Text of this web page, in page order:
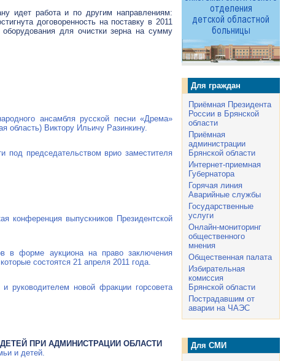
идет работа и по другим направлениям:
договоренность на поставку в 2011
для очистки зерна на сумму
ансамбля русской песни «Дрема»
область) Виктору Ильичу Разинкину.
под председательством врио заместителя
конференция выпускников Президентской
в форме аукциона на право заключения
состоятся 21 апреля 2011 года.
руководителем новой фракции горсовета
ПРИ АДМИНИСТРАЦИИ ОБЛАСТИ
и детей.
Для граждан
Приёмная Президента
России в Брянской
области
Приёмная
администрации
Брянской области
Интернет-приемная
Губернатора
Горячая линия
Аварийные службы
Государственные
услуги
Онлайн-мониторинг
общественного
мнения
Общественная палата
Избирательная
комиссия
Брянской области
Пострадавшим от
аварии на ЧАЭС
Для СМИ